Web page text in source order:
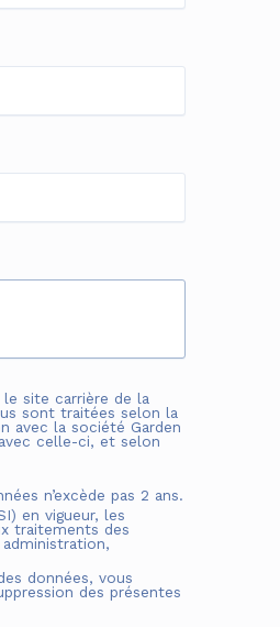
site carrière de la
sont traitées selon la
avec la société Garden
celle-ci, et selon
n’excède pas2 ans.
en vigueur, les
traitements des
données, vous
des présentes